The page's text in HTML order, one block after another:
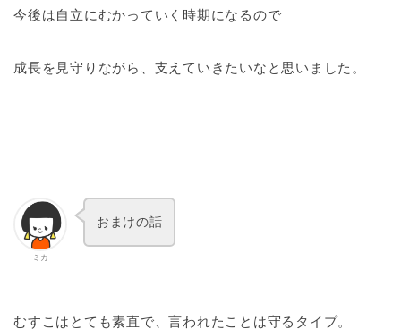
今後は自立にむかっていく時期になるので
成長を見守りながら、支えていきたいなと思いました。
ミカ
おまけの話
むすこはとても素直で、言われたことは守るタイプ。